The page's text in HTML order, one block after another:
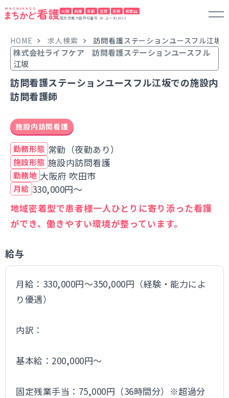
大阪 兵庫 京都 滋賀 奈良 和歌山
厚生労働大臣許可番号 28-ユー301023
HOME 求人検索 訪問看護ステーションユースフル江坂
株式会社ライフケア 訪問看護ステーションユースフル
江坂
訪問看護ステーションユースフル江坂での施設内
訪問看護師
施設内訪問看護
勤務形態 常勤（夜勤あり）
施設形態 施設内訪問看護
勤務地 大阪府 吹田市
月給 330,000円～
地域密着型で患者様一人ひとりに寄り添った看護
ができ、働きやすい環境が整っています。
給与
月給：330,000円～350,000円（経験・能力によ
り優遇）
内訳：
基本給：200,000円～
固定残業手当：75,000円（36時間分）※超過分